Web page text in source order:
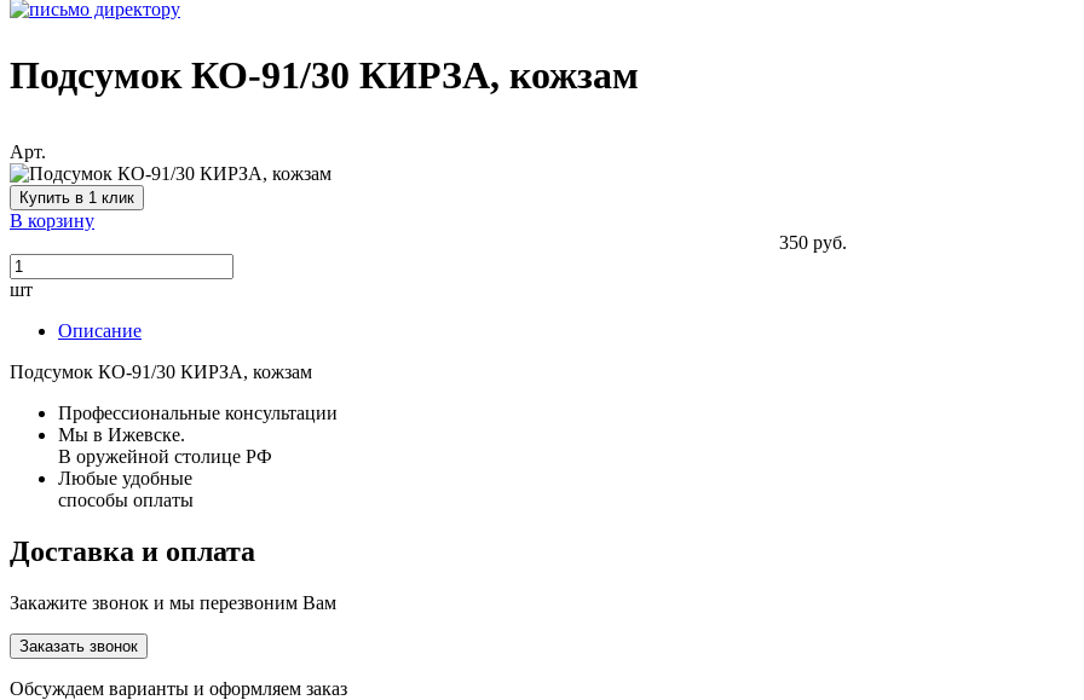
Подсумок КО-91/30 КИРЗА, кожзам
Арт.
Купить в 1 клик
В корзину
350 руб.
шт
Описание
Подсумок КО-91/30 КИРЗА, кожзам
Профессиональные консультации
Мы в Ижевске.
В оружейной столице РФ
Любые удобные
способы оплаты
Доставка и оплата
Закажите звонок и мы перезвоним Вам
Заказать звонок
Обсуждаем варианты и оформляем заказ